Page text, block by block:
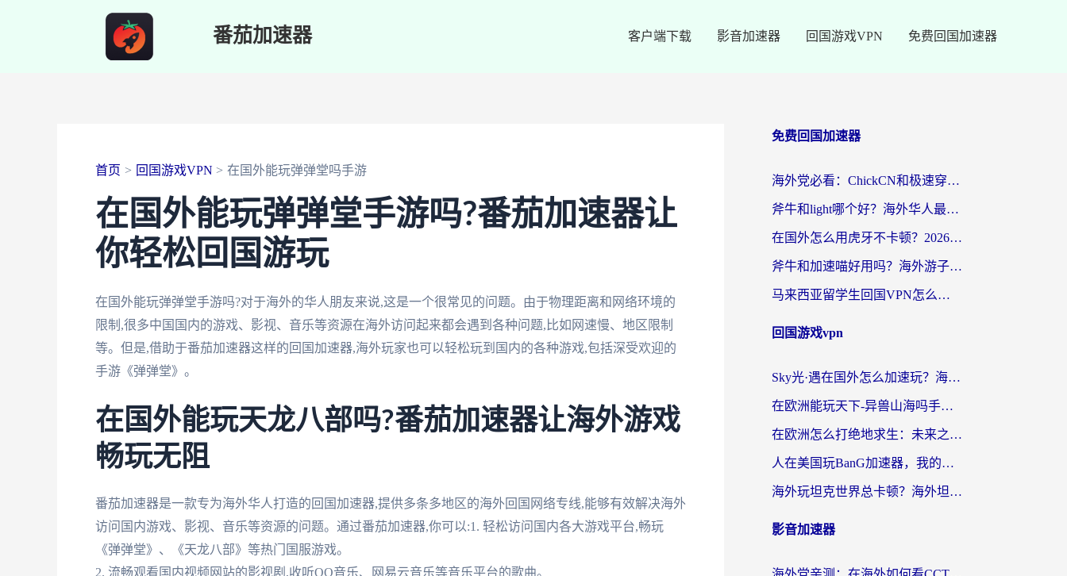
番茄加速器 客户端下载 影音加速器 回国游戏VPN 免费回国加速器
首页 回国游戏VPN 在国外能玩弹弹堂吗手游
在国外能玩弹弹堂手游吗?番茄加速器让
你轻松回国游玩
在国外能玩弹弹堂手游吗?对于海外的华人朋友来说,这是一个很常见的问题。由于物理距离和网络环境的
限制,很多中国国内的游戏、影视、音乐等资源在海外访问起来都会遇到各种问题,比如网速慢、地区限制
等。但是,借助于番茄加速器这样的回国加速器,海外玩家也可以轻松玩到国内的各种游戏,包括深受欢迎的
手游《弹弹堂》。
在国外能玩天龙八部吗?番茄加速器让海外游戏
畅玩无阻
番茄加速器是一款专为海外华人打造的回国加速器,提供多条多地区的海外回国网络专线,能够有效解决海外
访问国内游戏、影视、音乐等资源的问题。通过番茄加速器,你可以:1. 轻松访问国内各大游戏平台,畅玩
《弹弹堂》、《天龙八部》等热门国服游戏。
2. 流畅观看国内视频网站的影视剧,收听QQ音乐、网易云音乐等音乐平台的歌曲。
免费回国加速器
海外党必看：ChickCN和极速穿梭VPN好用吗？3招教你选对回国加速器无缝刷国内资源
斧牛和light哪个好？海外华人最关心的回国加速器选择难题，一篇讲透
在国外怎么用虎牙不卡顿？2026海外华人亲测有效的回国加速器选择指南
斧牛和加速喵好用吗？海外游子的真实选择困境
马来西亚留学生回国VPN怎么选？3个避坑点+1款实测好用的加速器推荐
回国游戏vpn
Sky光·遇在国外怎么加速玩？海外党亲测有效的国服游戏加速指南
在欧洲能玩天下-异兽山海吗手游？海外玩家的加速器生存指南
在欧洲怎么打绝地求生：未来之役不卡？留学生亲测的加速器避坑指南
人在美国玩BanG加速器，我的延迟终于绿了
海外玩坦克世界总卡顿？海外坦克世界加速器有哪些？实测好用的选择在这里
影音加速器